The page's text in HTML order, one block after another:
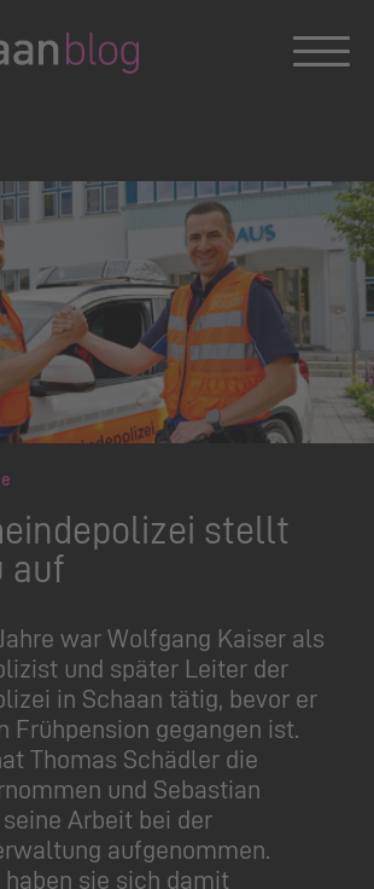
stellt
auf
war Wolfgang Kaiser als
und später Leiter der
in Schaan tätig, bevor er
Frühpension gegangen ist.
Thomas Schädler die
und Sebastian
Arbeit bei der
aufgenommen.
sie sich damit